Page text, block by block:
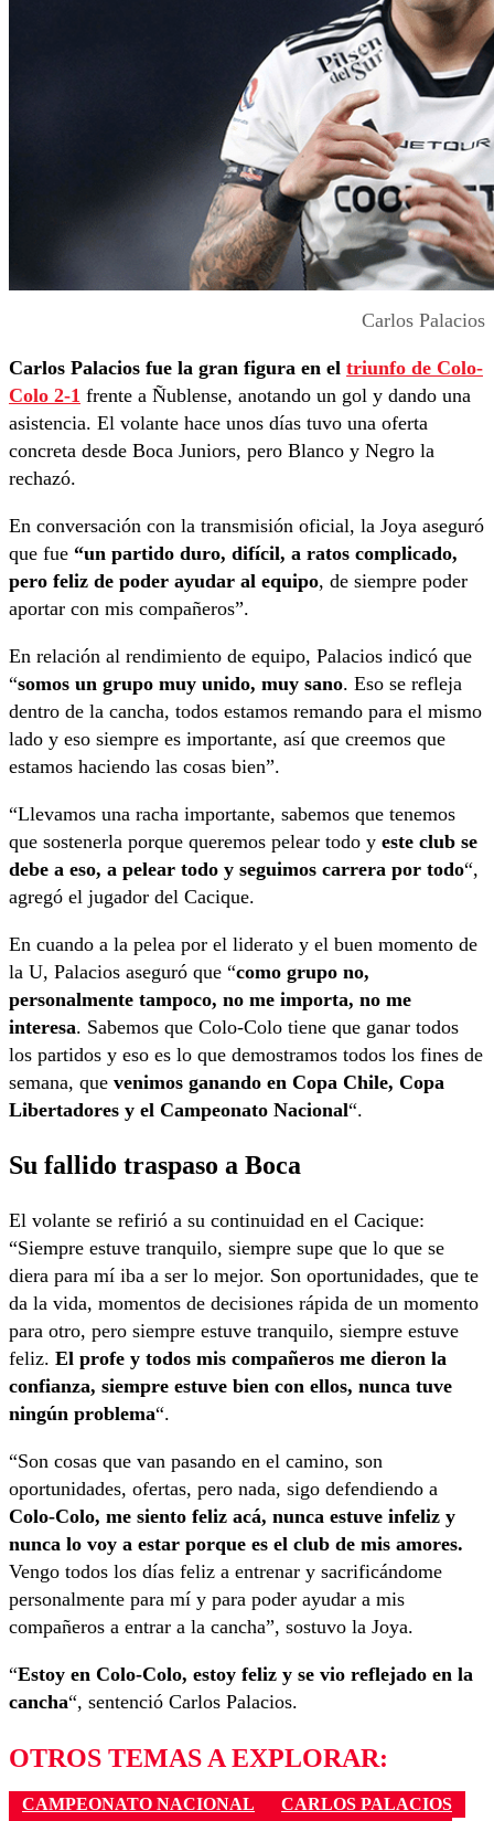
Carlos Palacios
Carlos Palacios fue la gran figura en el triunfo de Colo-
Colo 2-1 frente a Ñublense, anotando un gol y dando una
asistencia. El volante hace unos días tuvo una oferta
concreta desde Boca Juniors, pero Blanco y Negro la
rechazó.
En conversación con la transmisión oficial, la Joya aseguró
que fue “un partido duro, difícil, a ratos complicado,
pero feliz de poder ayudar al equipo, de siempre poder
aportar con mis compañeros”.
En relación al rendimiento de equipo, Palacios indicó que
“somos un grupo muy unido, muy sano. Eso se refleja
dentro de la cancha, todos estamos remando para el mismo
lado y eso siempre es importante, así que creemos que
estamos haciendo las cosas bien”.
“Llevamos una racha importante, sabemos que tenemos
que sostenerla porque queremos pelear todo y este club se
debe a eso, a pelear todo y seguimos carrera por todo“,
agregó el jugador del Cacique.
En cuando a la pelea por el liderato y el buen momento de
la U, Palacios aseguró que “como grupo no,
personalmente tampoco, no me importa, no me
interesa. Sabemos que Colo-Colo tiene que ganar todos
los partidos y eso es lo que demostramos todos los fines de
semana, que venimos ganando en Copa Chile, Copa
Libertadores y el Campeonato Nacional“.
Su fallido traspaso a Boca
El volante se refirió a su continuidad en el Cacique:
“Siempre estuve tranquilo, siempre supe que lo que se
diera para mí iba a ser lo mejor. Son oportunidades, que te
da la vida, momentos de decisiones rápida de un momento
para otro, pero siempre estuve tranquilo, siempre estuve
feliz. El profe y todos mis compañeros me dieron la
confianza, siempre estuve bien con ellos, nunca tuve
ningún problema“.
“Son cosas que van pasando en el camino, son
oportunidades, ofertas, pero nada, sigo defendiendo a
Colo-Colo, me siento feliz acá, nunca estuve infeliz y
nunca lo voy a estar porque es el club de mis amores.
Vengo todos los días feliz a entrenar y sacrificándome
personalmente para mí y para poder ayudar a mis
compañeros a entrar a la cancha”, sostuvo la Joya.
“Estoy en Colo-Colo, estoy feliz y se vio reflejado en la
cancha“, sentenció Carlos Palacios.
OTROS TEMAS A EXPLORAR:
CAMPEONATO NACIONAL
CARLOS PALACIOS